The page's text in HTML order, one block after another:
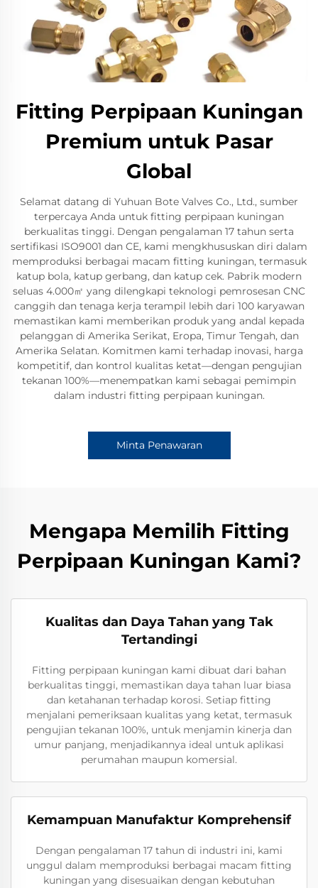
Fitting Perpipaan Kuningan
Premium untuk Pasar
Global
Selamat datang di Yuhuan Bote Valves Co., Ltd., sumber
terpercaya Anda untuk fitting perpipaan kuningan
berkualitas tinggi. Dengan pengalaman 17 tahun serta
sertifikasi ISO9001 dan CE, kami mengkhususkan diri dalam
memproduksi berbagai macam fitting kuningan, termasuk
katup bola, katup gerbang, dan katup cek. Pabrik modern
seluas 4.000㎡ yang dilengkapi teknologi pemrosesan CNC
canggih dan tenaga kerja terampil lebih dari 100 karyawan
memastikan kami memberikan produk yang andal kepada
pelanggan di Amerika Serikat, Eropa, Timur Tengah, dan
Amerika Selatan. Komitmen kami terhadap inovasi, harga
kompetitif, dan kontrol kualitas ketat—dengan pengujian
tekanan 100%—menempatkan kami sebagai pemimpin
dalam industri fitting perpipaan kuningan.
Minta Penawaran
Mengapa Memilih Fitting
Perpipaan Kuningan Kami?
Kualitas dan Daya Tahan yang Tak
Tertandingi
Fitting perpipaan kuningan kami dibuat dari bahan
berkualitas tinggi, memastikan daya tahan luar biasa
dan ketahanan terhadap korosi. Setiap fitting
menjalani pemeriksaan kualitas yang ketat, termasuk
pengujian tekanan 100%, untuk menjamin kinerja dan
umur panjang, menjadikannya ideal untuk aplikasi
perumahan maupun komersial.
Kemampuan Manufaktur Komprehensif
Dengan pengalaman 17 tahun di industri ini, kami
unggul dalam memproduksi berbagai macam fitting
kuningan yang disesuaikan dengan kebutuhan